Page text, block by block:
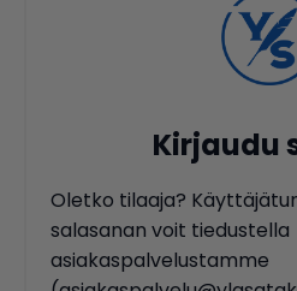
Kirjaudu
Oletko tilaaja?
salasanan voit tiedustella
asiakaspalvelustamme